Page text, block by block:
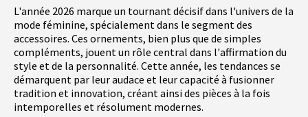
L'année 2026 marque un tournant décisif dans l'univers de la
mode féminine, spécialement dans le segment des
accessoires. Ces ornements, bien plus que de simples
compléments, jouent un rôle central dans l'affirmation du
style et de la personnalité. Cette année, les tendances se
démarquent par leur audace et leur capacité à fusionner
tradition et innovation, créant ainsi des pièces à la fois
intemporelles et résolument modernes.